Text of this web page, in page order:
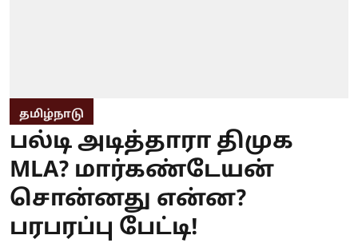
தமிழ்நாடு
பல்டி அடித்தாரா திமுக
MLA? மார்கண்டேயன்
சொன்னது என்ன?
பரபரப்பு பேட்டி!